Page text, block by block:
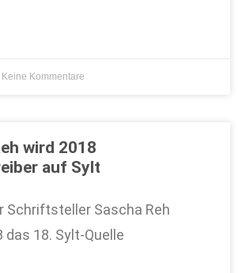
Keine Kommentare
wird 2018
auf Sylt
Schriftsteller Sascha Reh
das 18. Sylt-Quelle